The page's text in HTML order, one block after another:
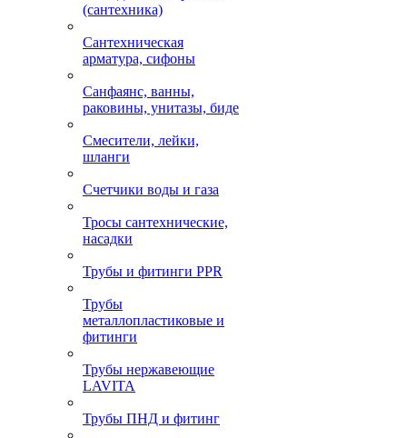
(сантехника)
Сантехническая
арматура, сифоны
Санфаянс, ванны,
раковины, унитазы, биде
Смесители, лейки,
шланги
Счетчики воды и газа
Тросы сантехнические,
насадки
Трубы и фитинги PPR
Трубы
металлопластиковые и
фитинги
Трубы нержавеющие
LAVITA
Трубы ПНД и фитинг